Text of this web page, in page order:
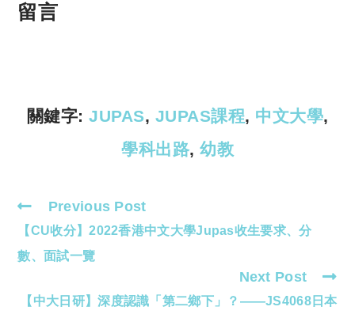
k
p
留言
關鍵字: JUPAS, JUPAS課程, 中文大學,
學科出路, 幼教
Read
more
articles
Previous Post
【CU收分】2022香港中文大學Jupas收生要求、分
數、面試一覽
Next Post
【中大日研】深度認識「第二鄉下」？——JS4068日本